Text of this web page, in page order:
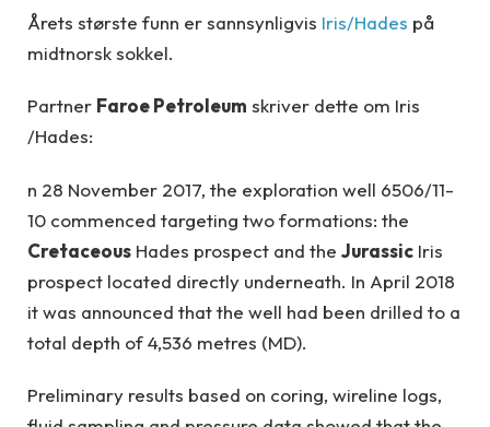
Årets største funn er sannsynligvis Iris/Hades på
midtnorsk sokkel.
Partner Faroe Petroleum skriver dette om Iris
/Hades:
n 28 November 2017, the exploration well 6506/11-
10 commenced targeting two formations: the
Cretaceous Hades prospect and the Jurassic Iris
prospect located directly underneath. In April 2018
it was announced that the well had been drilled to a
total depth of 4,536 metres (MD).
Preliminary results based on coring, wireline logs,